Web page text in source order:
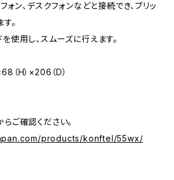
ォン、デスクフォンなどと接続でき、ブリッ
。
使用し、スムーズに行えます。
（H）×206（D）
ご確認ください。
products/konftel/55wx/